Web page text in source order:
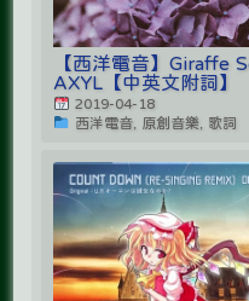
【西洋電音】Giraffe
AXYL【中英文附詞】
2019-04-18
西洋電音, 原創音樂, 歌詞